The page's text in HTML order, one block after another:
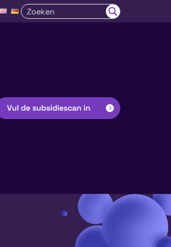
Vul de subsidiescan in